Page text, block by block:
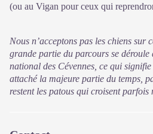
(ou au Vigan pour ceux qui
Nous n’acceptons pas les chiens sur
grande partie du parcours se
national des Cévennes, ce qui
attaché la majeure partie du temps,
restent les patous qui croisent parfois